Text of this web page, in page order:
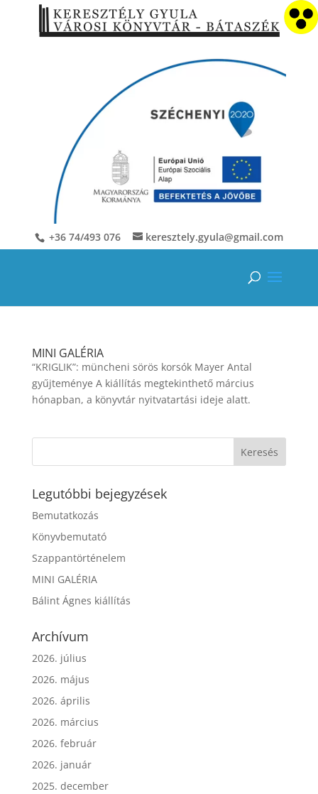
+36 74/493 076 keresztely.gyula@gmail.com
MINI GALÉRIA
“KRIGLIK”: müncheni sörös korsók Mayer Antal
gyűjteménye A kiállítás megtekinthető március
hónapban, a könyvtár nyitvatartási ideje alatt.
Legutóbbi bejegyzések
Bemutatkozás
Könyvbemutató
Szappantörténelem
MINI GALÉRIA
Bálint Ágnes kiállítás
Archívum
2026. július
2026. május
2026. április
2026. március
2026. február
2026. január
2025. december